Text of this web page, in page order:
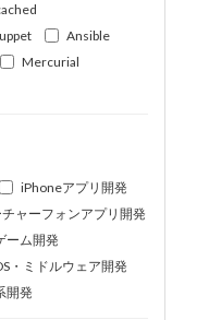
Ansible
Mercurial
iPhoneアプリ開発
ャーフォンアプリ開発
ーム開発
・ミドルウェア開発
開発